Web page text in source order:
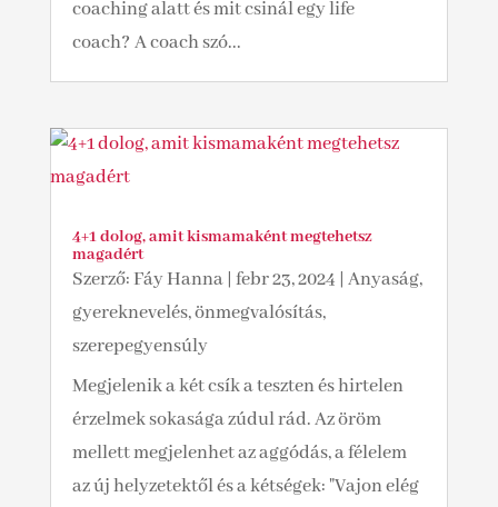
coaching alatt és mit csinál egy life
coach? A coach szó...
4+1 dolog, amit kismamaként megtehetsz
magadért
Szerző:Fáy Hanna| febr 23, 2024 Anyaság,
gyereknevelés, önmegvalósítás,
szerepegyensúly
Megjelenik a két csík a teszten és hirtelen
érzelmek sokasága zúdul rád. Az öröm
mellett megjelenhet az aggódás, a félelem
az új helyzetektől és a kétségek: "Vajon elég